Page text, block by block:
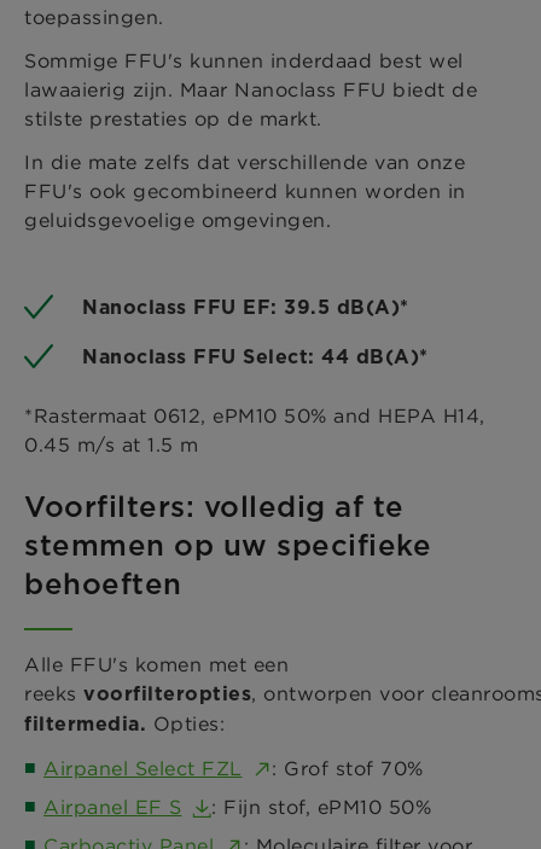
toepassingen.
Sommige FFU's kunnen inderdaad best wel
lawaaierig zijn. Maar Nanoclass FFU biedt de
stilste prestaties op de markt.
In die mate zelfs dat verschillende van onze
FFU's ook gecombineerd kunnen worden in
geluidsgevoelige omgevingen.
Nanoclass FFU EF: 39.5 dB(A)*
Nanoclass FFU Select: 44 dB(A)*
*Rastermaat 0612, ePM10 50% and HEPA H14,
0.45 m/s at 1.5 m
Voorfilters: volledig af te
stemmen op uw specifieke
behoeften
Alle FFU's komen met een
reeks voorfilteropties, ontworpen voor
filtermedia. Opties:
Airpanel Select FZL
: Grof stof 70%
Airpanel EF S
: Fijn stof, ePM10 50%